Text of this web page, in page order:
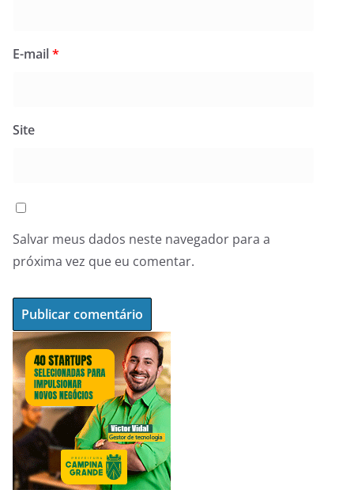
E-mail*
Site
Salvar meus dados neste navegador para a
próxima vez que eu comentar.